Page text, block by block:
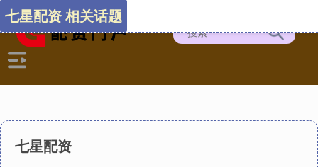
七星配资
七星配资 相关话题